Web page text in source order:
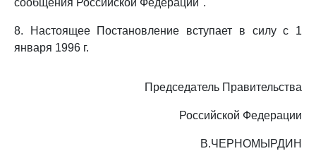
сообщения Российской Федерации".
8. Настоящее Постановление вступает в силу с 1
января 1996 г.
Председатель Правительства
Российской Федерации
В.ЧЕРНОМЫРДИН